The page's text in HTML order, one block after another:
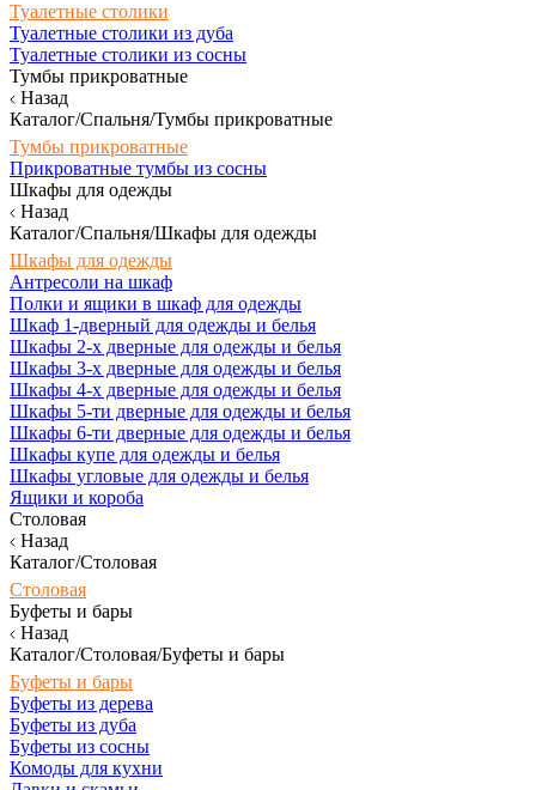
Туалетные столики
Туалетные столики из дуба
Туалетные столики из сосны
Тумбы прикроватные
Назад
Каталог/Спальня/Тумбы прикроватные
Тумбы прикроватные
Прикроватные тумбы из сосны
Шкафы для одежды
Назад
Каталог/Спальня/Шкафы для одежды
Шкафы для одежды
Антресоли на шкаф
Полки и ящики в шкаф для одежды
Шкаф 1-дверный для одежды и белья
Шкафы 2-х дверные для одежды и белья
Шкафы 3-х дверные для одежды и белья
Шкафы 4-х дверные для одежды и белья
Шкафы 5-ти дверные для одежды и белья
Шкафы 6-ти дверные для одежды и белья
Шкафы купе для одежды и белья
Шкафы угловые для одежды и белья
Ящики и короба
Столовая
Назад
Каталог/Столовая
Столовая
Буфеты и бары
Назад
Каталог/Столовая/Буфеты и бары
Буфеты и бары
Буфеты из дерева
Буфеты из дуба
Буфеты из сосны
Комоды для кухни